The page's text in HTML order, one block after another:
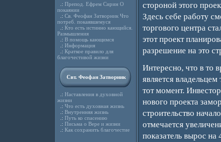
.: Препод. Ефрем Сирин О
покаянии
.: Св. Феофан Затворник Что
потреб. покаявшемуся
.: Кто есть истинно кающийся.
Размышления
.: В помощь кающимся
.: Информация
.: Краткое правило для
благочестивой жизни
Свт. Феофан Затворник
.: Наставления в духовной
жизни
.: Что есть духовная жизнь
.: Внутренняя жизнь
.: Путь ко спасению
.: Письма о Вере и жизни
.: Как сохранить благочестие
стороной этого
Здесь себе работу
торгового центра
этот проект
разрешение на это
Интересно, что в то
является
тот момент.
нового проекта
строительство
отмечается
показатель вырос